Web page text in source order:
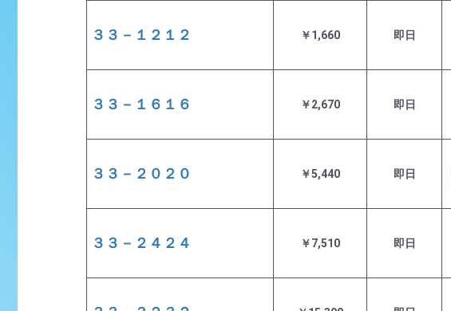
３３－１２１２ ￥1,660 即日
３３－１６１６ ￥2,670 即日
３３－２０２０ ￥5,440 即日
３３－２４２４ ￥7,510 即日